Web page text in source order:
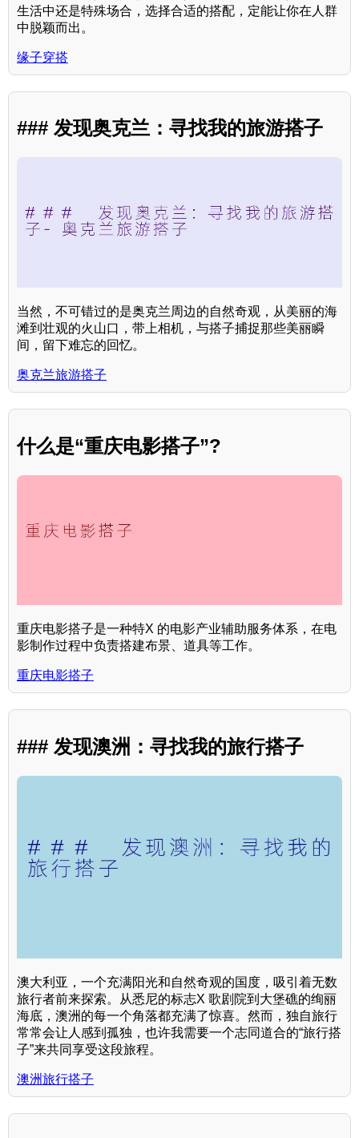
生活中还是特殊场合，选择合适的搭配，定能让你在人群
中脱颖而出。
缘子穿搭
### 发现奥克兰：寻找我的旅游搭子
当然，不可错过的是奥克兰周边的自然奇观，从美丽的海
滩到壮观的火山口，带上相机，与搭子捕捉那些美丽瞬
间，留下难忘的回忆。
奥克兰旅游搭子
什么是“重庆电影搭子”?
重庆电影搭子是一种特X 的电影产业辅助服务体系，在电
影制作过程中负责搭建布景、道具等工作。
重庆电影搭子
### 发现澳洲：寻找我的旅行搭子
澳大利亚，一个充满阳光和自然奇观的国度，吸引着无数
旅行者前来探索。从悉尼的标志X 歌剧院到大堡礁的绚丽
海底，澳洲的每一个角落都充满了惊喜。然而，独自旅行
常常会让人感到孤独，也许我需要一个志同道合的“旅行搭
子”来共同享受这段旅程。
澳洲旅行搭子